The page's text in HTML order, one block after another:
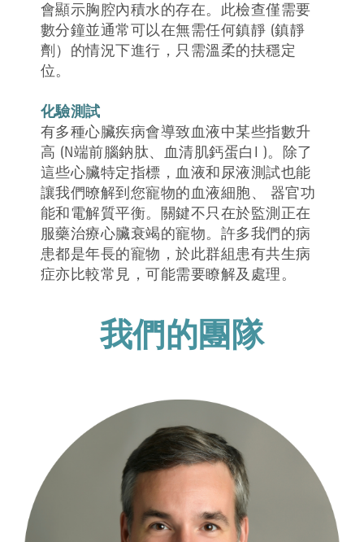
會顯示胸腔內積水的存在。此檢查僅需要
數分鐘並通常可以在無需任何鎮靜 (鎮靜
劑）的情況下進行，只需溫柔的扶穩定
位。
化驗測試
有多種心臟疾病會導致血液中某些指數升
高 (N端前腦鈉肽、血清肌鈣蛋白I )。除了
這些心臟特定指標，血液和尿液測試也能
讓我們暸解到您寵物的血液細胞、 器官功
能和電解質平衡。關鍵不只在於監測正在
服藥治療心臟衰竭的寵物。許多我們的病
患都是年長的寵物，於此群組患有共生病
症亦比較常見，可能需要瞭解及處理。
我們的團隊